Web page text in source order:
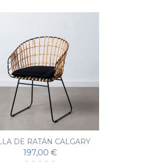
DE RATÁN CALGARY
197,00 €